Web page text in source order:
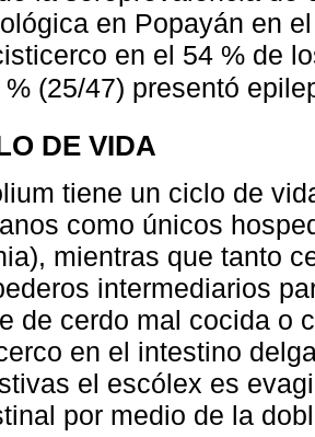
en Popayán en
en el 54 % de
% (25/47) presentó
DE VIDA
tiene un ciclo de
como únicos
mientras que tanto
intermediarios
de cerdo mal cocida o
en el intestino
el escólex es
por medio de la